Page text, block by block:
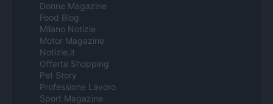
Donne Magazine
Food Blog
Milano Notizie
Motor Magazine
Notizie.it
Offerte Shopping
Pet Story
Professione Lavoro
Sport Magazine